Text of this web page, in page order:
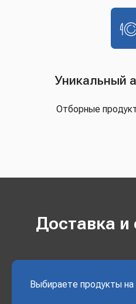
Уникальный
Отборные
Доставка
Выбираете продукты